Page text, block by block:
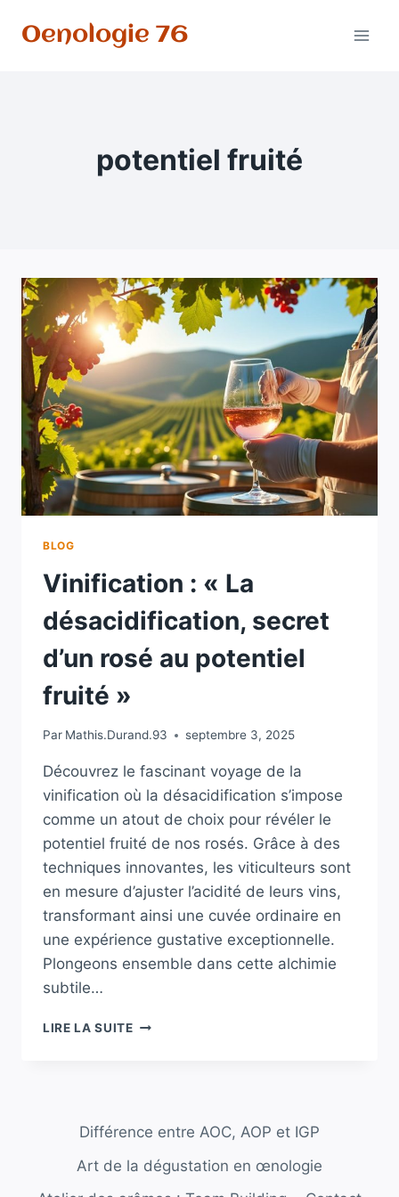
Oenologie 76
potentiel fruité
BLOG
Vinification : « La
désacidification, secret
d’un rosé au potentiel
fruité »
Par Mathis.Durand.93 septembre 3, 2025
Découvrez le fascinant voyage de la
vinification où la désacidification s’impose
comme un atout de choix pour révéler le
potentiel fruité de nos rosés. Grâce à des
techniques innovantes, les viticulteurs sont
en mesure d’ajuster l’acidité de leurs vins,
transformant ainsi une cuvée ordinaire en
une expérience gustative exceptionnelle.
Plongeons ensemble dans cette alchimie
subtile…
LIRE LA SUITEVINIFICATION
D’UN
AU
POTENTIEL
Différence entre AOC, AOP et IGP
Art de la dégustation en œnologie